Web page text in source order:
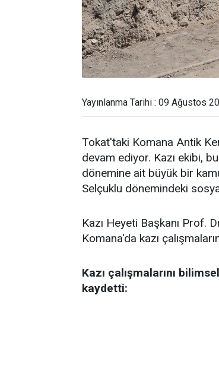
Yayınlanma Tarihi : 09 Ağustos
Tokat'taki Komana Antik
devam ediyor. Kazı ekibi,
dönemine ait büyük bir
Selçuklu dönemindeki
Kazı Heyeti Başkanı Prof.
Komana'da kazı
Kazı çalışmalarını
kaydetti: